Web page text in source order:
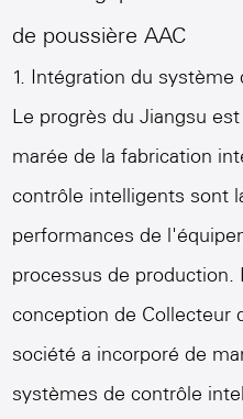
de poussière AAC
1. Intégration du
Le progrès du Jiangsu
marée de la fabrication
contrôle intelligents sont
performances de
processus de production.
conception de Collecteur
société a incorporé de
systèmes de contrôle